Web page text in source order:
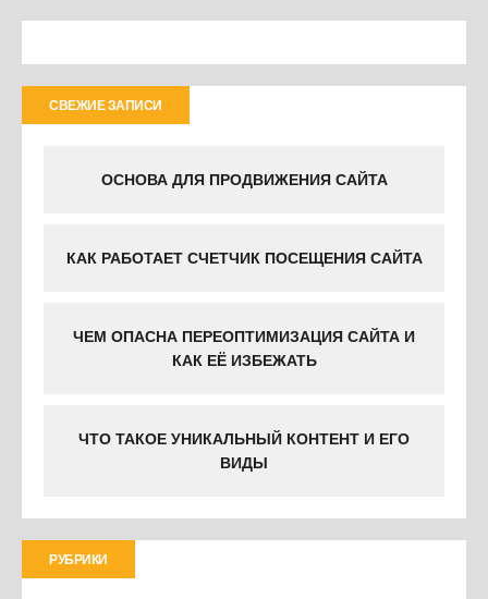
СВЕЖИЕ ЗАПИСИ
ОСНОВА ДЛЯ ПРОДВИЖЕНИЯ САЙТА
КАК РАБОТАЕТ СЧЕТЧИК ПОСЕЩЕНИЯ САЙТА
ЧЕМ ОПАСНА ПЕРЕОПТИМИЗАЦИЯ САЙТА И
КАК ЕЁ ИЗБЕЖАТЬ
ЧТО ТАКОЕ УНИКАЛЬНЫЙ КОНТЕНТ И ЕГО
ВИДЫ
РУБРИКИ